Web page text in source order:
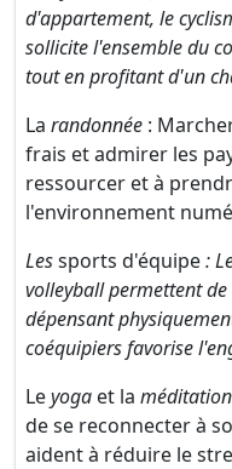
d'appartement, le
sollicite l'ensemble du
tout en profitant d'un
La randonnée :
frais et admirer les
ressourcer et à
l'environnement
Lessports d'équipe:
volleyball permettent
dépensant
coéquipiers favorise
Leyoga et la méditation
de se reconnecter à
aident à réduire le